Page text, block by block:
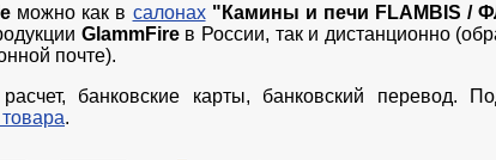
можно как в салонах"Камины и печи FLAMBIS /
GlammFireв России, так и дистанционно
почте).
банковские карты, банковский перевод.
.